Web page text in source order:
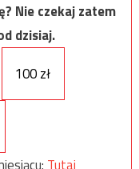
Nie czekaj zatem
dzisiaj.
100 zł
Tutaj